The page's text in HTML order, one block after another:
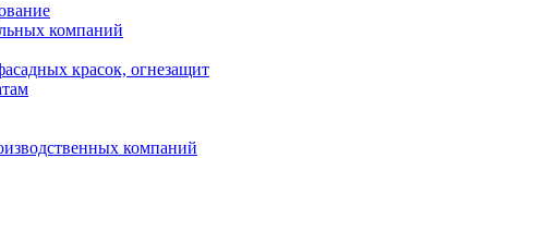
компаний
красок, огнезащит
компаний